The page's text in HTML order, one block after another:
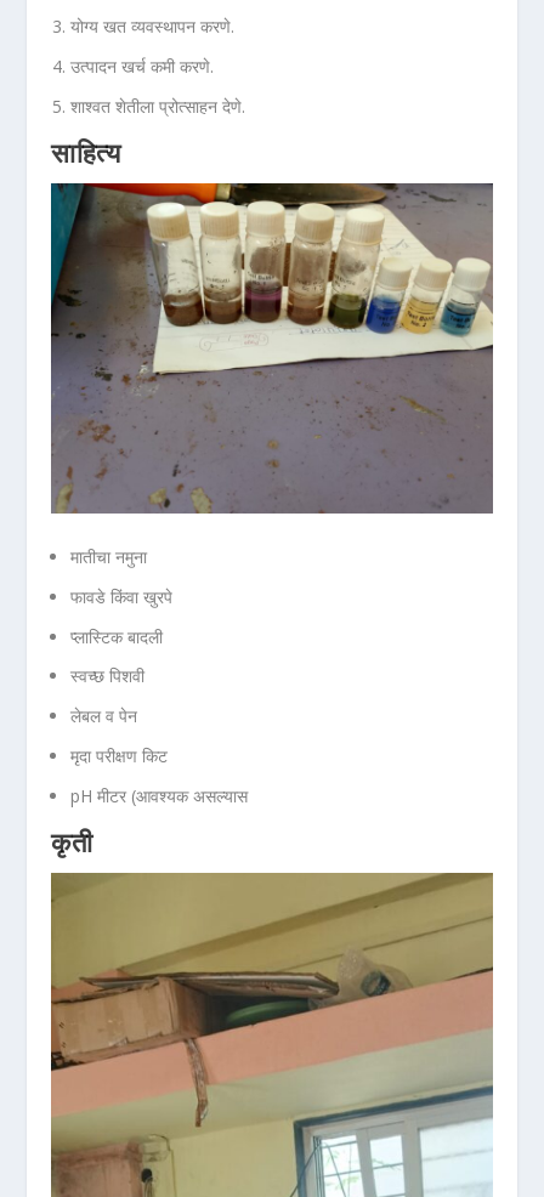
योग्य खत व्यवस्थापन करणे.
उत्पादन खर्च कमी करणे.
शाश्वत शेतीला प्रोत्साहन देणे.
साहित्य
मातीचा नमुना
फावडे किंवा खुरपे
प्लास्टिक बादली
स्वच्छ पिशवी
लेबल व पेन
मृदा परीक्षण किट
pH मीटर (आवश्यक असल्यास
कृती